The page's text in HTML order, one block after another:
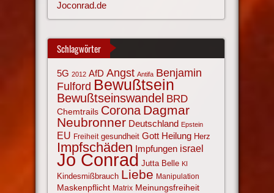
Joconrad.de
Schlagwörter
5G 2012 AfD Angst Antifa Benjamin
Fulford Bewußtsein
Bewußtseinswandel BRD
Chemtrails Corona Dagmar
Neubronner Deutschland Epstein
EU Freiheit gesundheit Gott Heilung Herz
Impfschäden Impfungen israel
Jo Conrad Jutta Belle KI
Kindesmißbrauch Liebe Manipulation
Maskenpflicht Matrix Meinungsfreiheit